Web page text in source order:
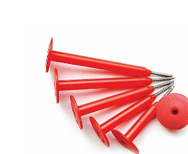
ОГНЕЗАЩИТА, МАТЫ
ФАСАД
СТРОИТЕЛЬНАЯ ХИМИЯ
КРЕПЕЖИ
ГИДРОШПОНКИ